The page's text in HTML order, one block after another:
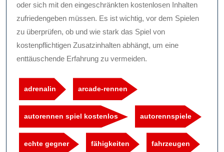
oder sich mit den eingeschränkten kostenlosen Inhalten
zufriedengeben müssen. Es ist wichtig, vor dem Spielen
zu überprüfen, ob und wie stark das Spiel von
kostenpflichtigen Zusatzinhalten abhängt, um eine
enttäuschende Erfahrung zu vermeiden.
adrenalin arcade-rennen
autorennen spiel kostenlos autorennspiele
echte gegner fähigkeiten fahrzeugen